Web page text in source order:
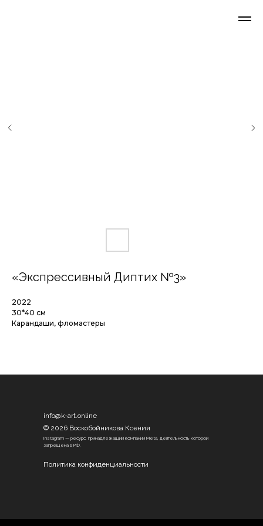
«Экспрессивный Диптих №3»
2022
30*40 см
Карандаши, фломастеры
Instagram — ресурс, принадлежащий компании Meta, деятельность которой
запрещена в РФ.
© 2026 Воскобойникова Ксения
info@k-art.online
Политика конфиденциальности